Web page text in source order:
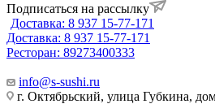
Подписаться на рассылку
Доставка: 8 937 15-77-171
Доставка: 8 937 15-77-171
Ресторан: 89273400333
info@s-sushi.ru
г. Октябрьский, улица Губкина,